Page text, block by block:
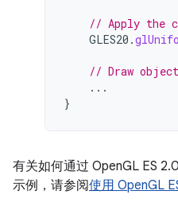
// Apply the
GLES20 .
// Draw
...
}
有关如何通过 OpenGL ES
示例，请参阅使用 OpenGL